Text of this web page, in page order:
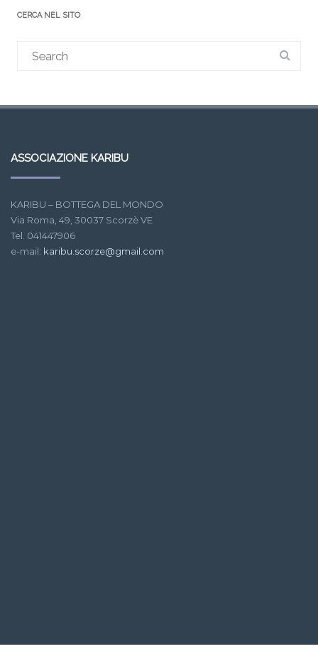
CERCA NEL SITO
ASSOCIAZIONE KARIBU
KARIBU – BOTTEGA DEL MONDO
Via Roma, 49, 30037 Scorzè VE
Tel. 041447906
e-mail: karibu.scorze@gmail.com